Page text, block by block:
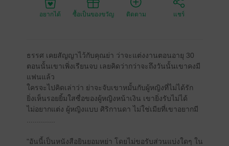
อยากได้ ซื้อเป็นของขวัญ ติดตาม แชร์
ธรรศ เคยสัญญาไว้กับคุณย่า ว่าจะแต่งงานตอนอายุ 30
ตอนนั้นเขาเพิ่งเรียนจบ เลยคิดว่ากว่าจะถึงวันนั้นเขาคงมี
แฟนแล้ว
ใครจะไปคิดเล่าว่า ย่าจะจับเขาหมั้นกับผู้หญิงที่ไม่ได้รัก
ยิ่งเห็นรอยยิ้มใสซื่อของผู้หญิงหน้าเงิน เขายิ่งรับไม่ได้
ไม่อยากแต่ง ผู้หญิงแบบ ศิริกานดา ไม่ใช่เมียที่เขาอยากมี
"อันนี้เป็นหนังสือยินยอมหย่า โดยไม่ขอรับส่วนแบ่งใดๆ ใน